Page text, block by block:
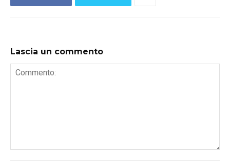
Lascia un commento